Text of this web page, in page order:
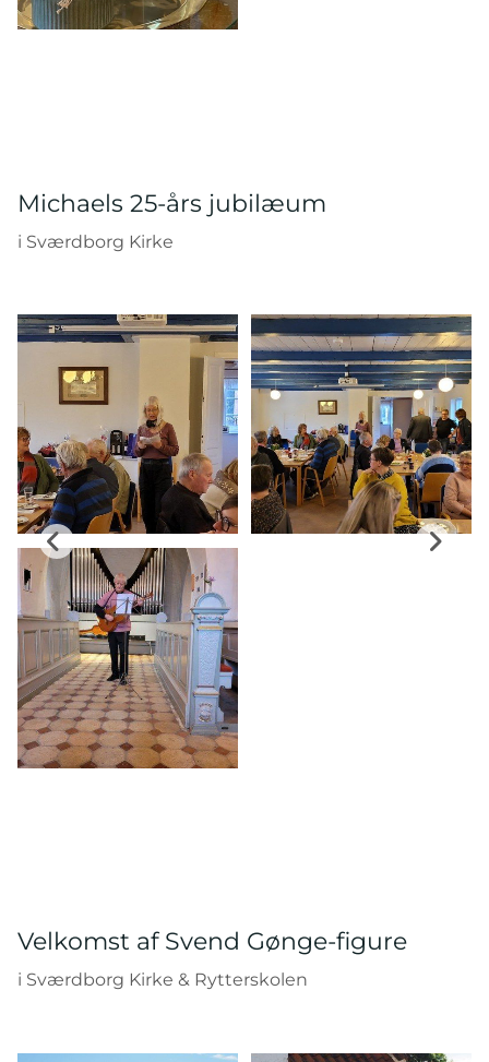
Michaels 25-års jubilæum
i Sværdborg Kirke
Velkomst af Svend Gønge-figure
i Sværdborg Kirke & Rytterskolen